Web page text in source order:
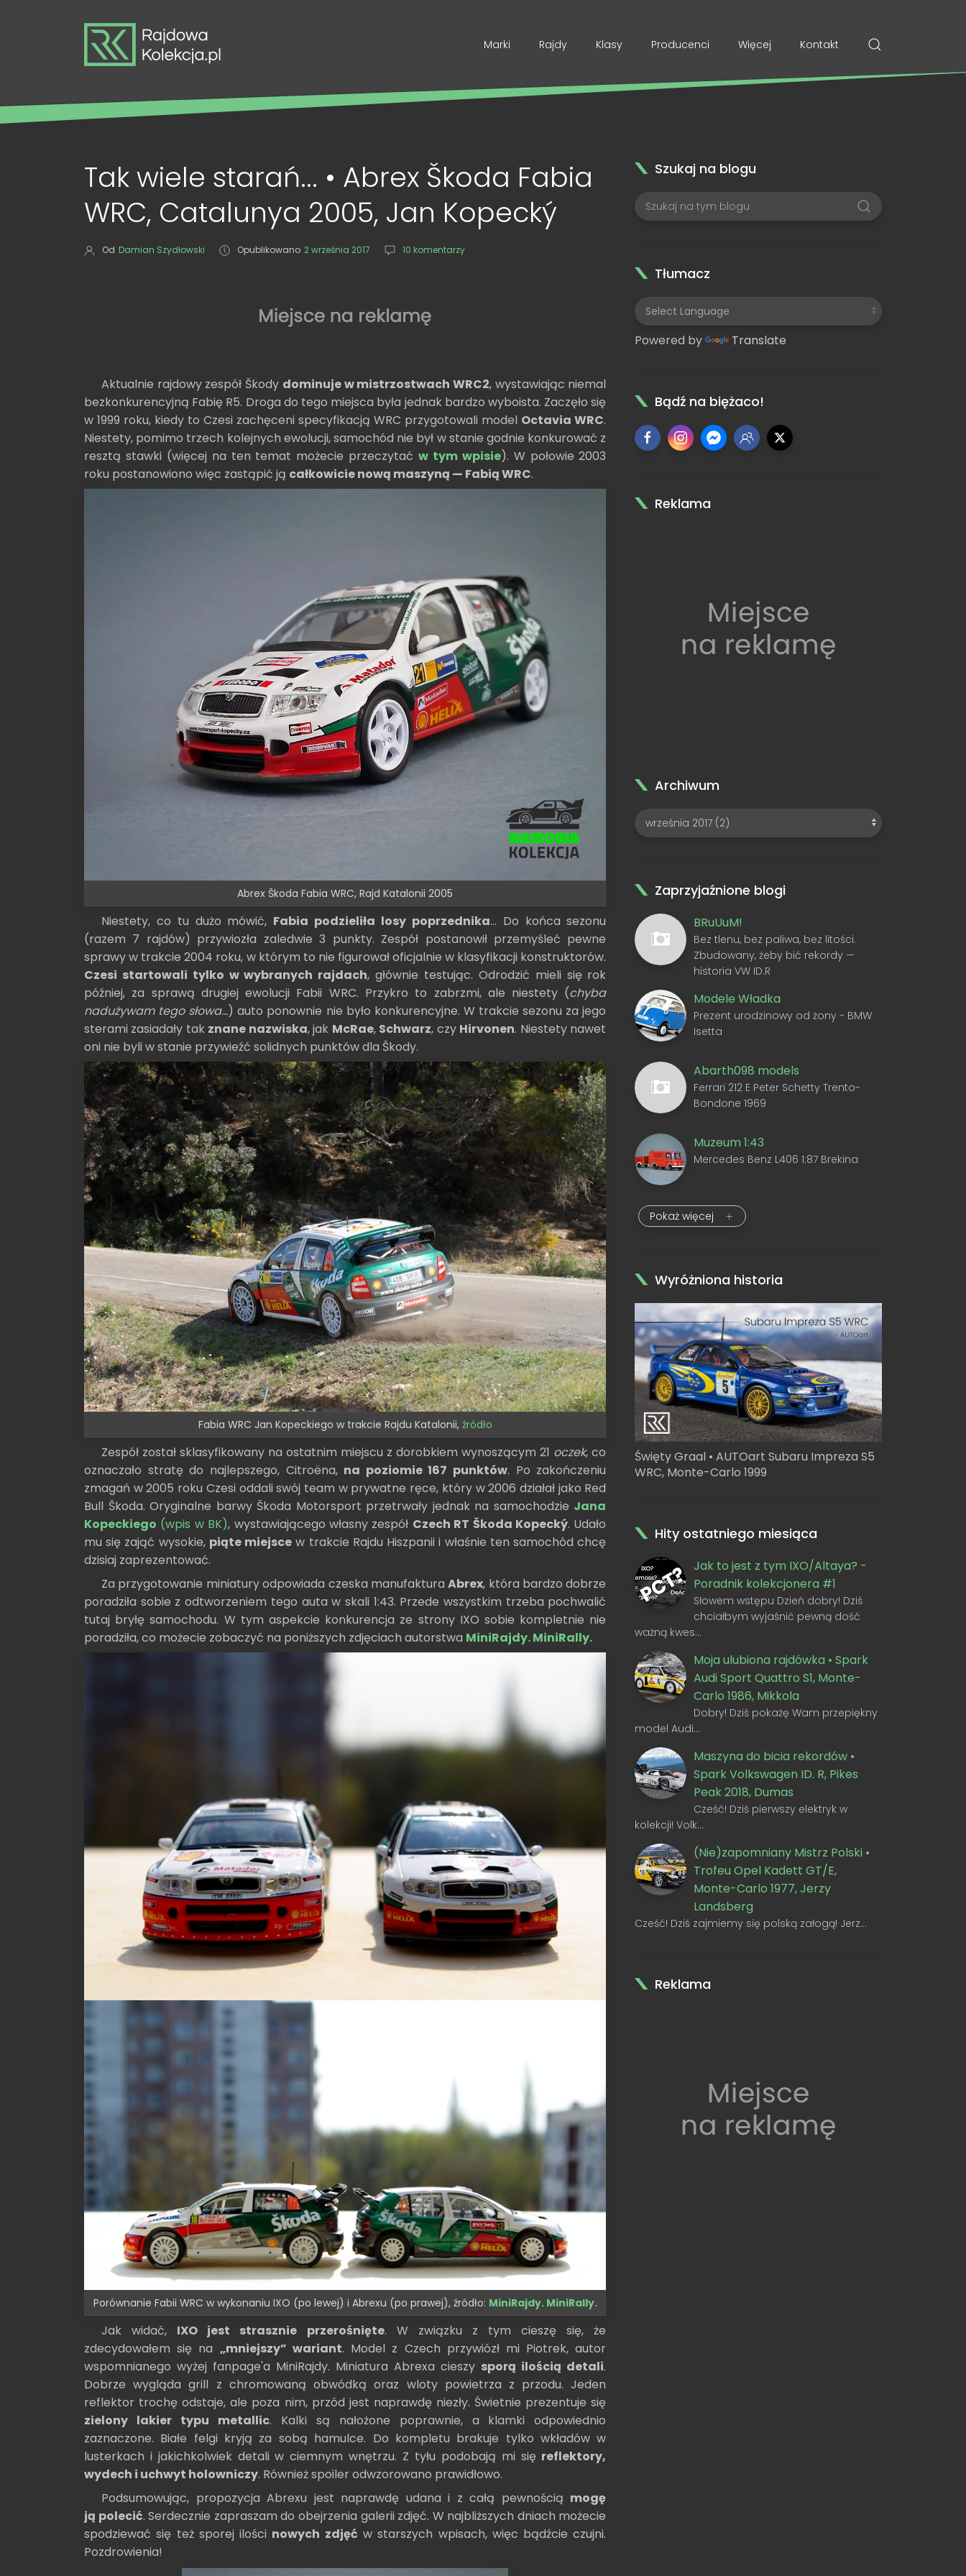
Marki Rajdy Klasy Producenci Więcej Kontakt
Tak wiele starań... • Abrex Škoda Fabia
WRC, Catalunya 2005, Jan Kopecký
Od Damian Szydłowski Opublikowano 2 września 2017 10 komentarzy
Aktualnie rajdowy zespół Škody dominuje w mistrzostwach WRC2, wystawiając niemal
bezkonkurencyjną Fabię R5. Droga do tego miejsca była jednak bardzo wyboista. Zaczęło się
w 1999 roku, kiedy to Czesi zachęceni specyfikacją WRC przygotowali model Octavia WRC.
Niestety, pomimo trzech kolejnych ewolucji, samochód nie był w stanie godnie konkurować z
resztą stawki (więcej na ten temat możecie przeczytaćw tym wpisie). W połowie 2003
roku postanowiono więc zastąpić ją całkowicie nową maszyną — Fabią WRC.
Abrex Škoda Fabia WRC, Rajd Katalonii 2005
Niestety, co tu dużo mówić, Fabia podzieliła losy poprzednika... Do końca sezonu
(razem 7 rajdów) przywiozła zaledwie 3 punkty. Zespół postanowił przemyśleć pewne
sprawy w trakcie 2004 roku, w którym to nie figurował oficjalnie w klasyfikacji konstruktorów.
Czesi startowali tylko w wybranych rajdach, głównie testując. Odrodzić mieli się rok
później, za sprawą drugiej ewolucji Fabii WRC. Przykro to zabrzmi, ale niestety (chyba
nadużywam tego słowa...) auto ponownie nie było konkurencyjne. W trakcie sezonu za jego
sterami zasiadały tak znane nazwiska, jak McRae, Schwarz, czy Hirvonen. Niestety nawet
oni nie byli w stanie przywieźć solidnych punktów dla Škody.
Fabia WRC Jan Kopeckiego w trakcie Rajdu Katalonii, źródło
Zespół został sklasyfikowany na ostatnim miejscu z dorobkiem wynoszącym 21 oczek, co
oznaczało stratę do najlepszego, Citroëna, na poziomie 167 punktów. Po zakończeniu
zmagań w 2005 roku Czesi oddali swój team w prywatne ręce, który w 2006 działał jako Red
Bull Škoda. Oryginalne barwy Škoda Motorsport przetrwały jednak na samochodzie Jana
Kopeckiego (wpis w BK), wystawiającego własny zespół Czech RT Škoda Kopecký. Udało
mu się zająć wysokie, piąte miejsce w trakcie Rajdu Hiszpanii i właśnie ten samochód chcę
dzisiaj zaprezentować.
Za przygotowanie miniatury odpowiada czeska manufakturaAbrex, która bardzo dobrze
poradziła sobie z odtworzeniem tego auta w skali 1:43. Przede wszystkim trzeba pochwalić
tutaj bryłę samochodu. W tym aspekcie konkurencja ze strony IXO sobie kompletnie nie
poradziła, co możecie zobaczyć na poniższych zdjęciach autorstwa MiniRajdy. MiniRally.
Porównanie Fabii WRC w wykonaniu IXO (po lewej) i Abrexu (po prawej), źródło: MiniRajdy. MiniRally.
Jak widać, IXO jest strasznie przerośnięte. W związku z tym cieszę się, że
zdecydowałem się na „mniejszy” wariant. Model z Czech przywiózł mi Piotrek, autor
wspomnianego wyżej fanpage'a MiniRajdy. Miniatura Abrexa cieszy sporą ilością detali.
Dobrze wygląda grill z chromowaną obwódką oraz wloty powietrza z przodu. Jeden
reflektor trochę odstaje, ale poza nim, przód jest naprawdę niezły. Świetnie prezentuje się
zielony lakier typu metallic. Kalki są nałożone poprawnie, a klamki odpowiednio
zaznaczone. Białe felgi kryją za sobą hamulce. Do kompletu brakuje tylko wkładów w
lusterkach i jakichkolwiek detali w ciemnym wnętrzu. Z tyłu podobają mi się reflektory,
wydech i uchwyt holowniczy. Również spoiler odwzorowano prawidłowo.
Podsumowując, propozycja Abrexu jest naprawdę udana i z całą pewnością mogę
ją polecić. Serdecznie zapraszam do obejrzenia galerii zdjęć. W najbliższych dniach możecie
spodziewać się też sporej ilości nowych zdjęć w starszych wpisach, więc bądźcie czujni.
Pozdrowienia!
Szukaj na blogu
Tłumacz
Powered by Translate
Bądź na biężaco!
Reklama
Archiwum
Zaprzyjaźnione blogi
BRuUuM!
Bez tlenu, bez paliwa, bez litości.
Zbudowany, żeby bić rekordy —
historia VW ID.R
Modele Władka
Prezent urodzinowy od żony - BMW
Isetta
Abarth098 models
Ferrari 212 E Peter Schetty Trento-
Bondone 1969
Muzeum 1:43
Mercedes Benz L406 1:87 Brekina
Pokaż więcej
Wyróżniona historia
Święty Graal • AUTOart Subaru Impreza S5
WRC, Monte-Carlo 1999
Hity ostatniego miesiąca
Jak to jest z tym IXO/Altaya? -
Poradnik kolekcjonera #1
Słowem wstępu Dzień dobry! Dziś
chciałbym wyjaśnić pewną dość
ważną kwes…
Moja ulubiona rajdówka • Spark
Audi Sport Quattro S1, Monte-
Carlo 1986, Mikkola
Dobry! Dziś pokażę Wam przepiękny
model Audi…
Maszyna do bicia rekordów •
Spark Volkswagen ID. R, Pikes
Peak 2018, Dumas
Cześć! Dziś pierwszy elektryk w
kolekcji! Volk…
(Nie)zapomniany Mistrz Polski •
Trofeu Opel Kadett GT/E,
Monte-Carlo 1977, Jerzy
Landsberg
Cześć! Dziś zajmiemy się polską załogą! Jerz…
Reklama